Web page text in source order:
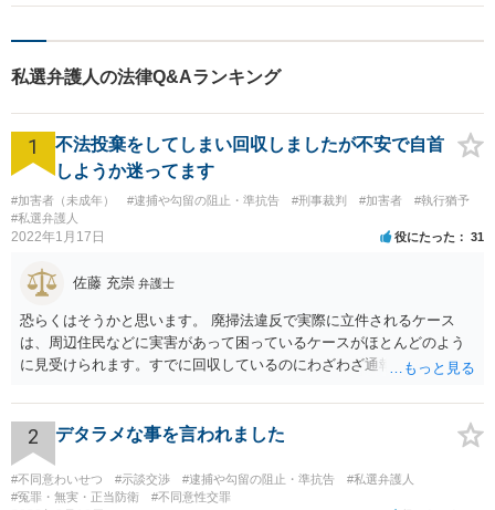
私選弁護人の法律Q&Aランキング
1
不法投棄をしてしまい回収しましたが不安で自首
しようか迷ってます
#加害者（未成年） #逮捕や勾留の阻止・準抗告 #刑事裁判 #加害者
#執行猶予
#私選弁護人
2022年1月17日 役にたった 31
佐藤 充崇 弁護士
恐らくはそうかと思います。 廃掃法違反で実際に立件されるケース
は、周辺住民などに実害があって困っているケースがほとんどのよう
に見受けられます。すでに回収しているのにわざわざ通報するのは考
致→審判不開始となる可能性は高いと思います。この場合は警察官か
ら注意されて終わりです。 一応、通常通り家裁送致され少年審判にな
る可能性というのもそれなりにあります。廃掃法違反の不法投棄の罪
は条文だけ見ると重い罪なので。 ただ鑑別所に入れられることはまず
ないと思いますし、相談者の方の素行が悪いというわけでもなけれ
2 デタラメな事を言われました
#不同意わいせつ #示談交渉 #逮捕や勾留の阻止・準抗告
#私選弁護人
#冤罪・無実・正当防衛
#不同意性交罪